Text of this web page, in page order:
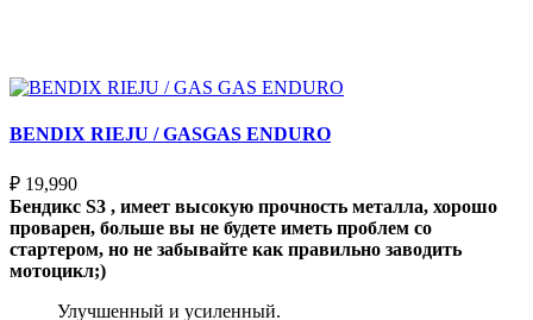
BENDIX RIEJU / GASGAS ENDURO
₽ 19,990
Бендикс S3 , имеет высокую прочность металла, хорошо
проварен, больше вы не будете иметь проблем со
стартером, но не забывайте как правильно заводить
мотоцикл;)
Улучшенный и усиленный.